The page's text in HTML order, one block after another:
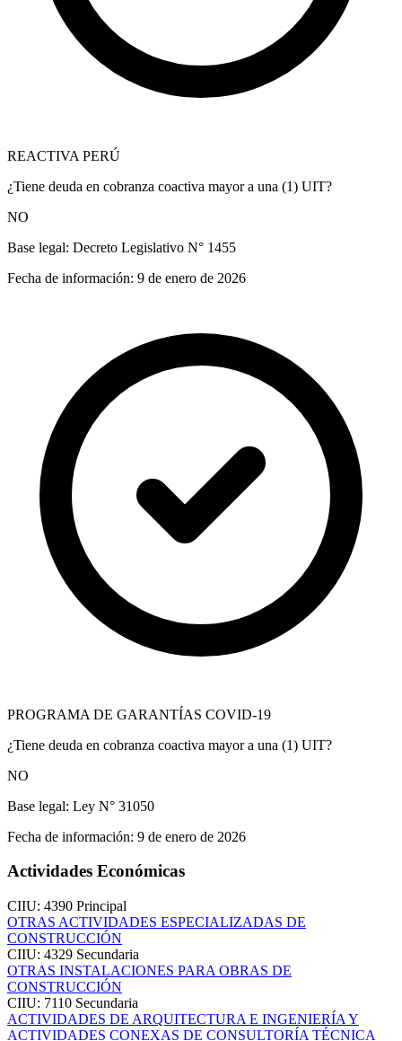
REACTIVA PERÚ
¿Tiene deuda en cobranza coactiva mayor a una (1) UIT?
NO
Base legal: Decreto Legislativo N° 1455
Fecha de información: 9 de enero de 2026
PROGRAMA DE GARANTÍAS COVID-19
¿Tiene deuda en cobranza coactiva mayor a una (1) UIT?
NO
Base legal: Ley N° 31050
Fecha de información: 9 de enero de 2026
Actividades Económicas
CIIU: 4390 Principal
OTRAS ACTIVIDADES ESPECIALIZADAS DE
CONSTRUCCIÓN
CIIU: 4329 Secundaria
OTRAS INSTALACIONES PARA OBRAS DE
CONSTRUCCIÓN
CIIU: 7110 Secundaria
ACTIVIDADES DE ARQUITECTURA E INGENIERÍA Y
ACTIVIDADES CONEXAS DE CONSULTORÍA TÉCNICA